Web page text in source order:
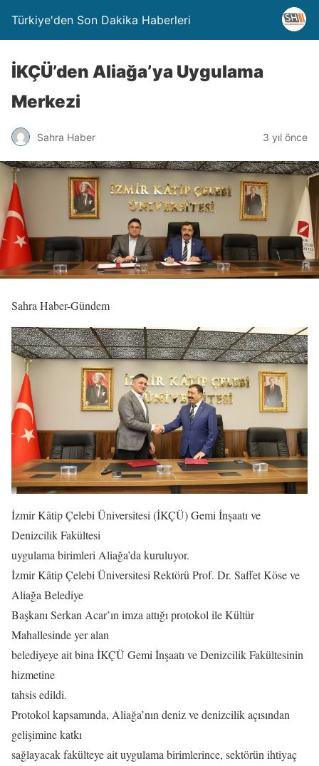
Türkiye'den Son Dakika Haberleri
İKÇÜ’den Aliağa’ya Uygulama
Merkezi
Sahra Haber 3 yıl önce
Sahra Haber-Gündem
İzmir Kâtip Çelebi Üniversitesi (İKÇÜ) Gemi İnşaatı ve
Denizcilik Fakültesi
uygulama birimleri Aliağa’da kuruluyor.
İzmir Kâtip Çelebi Üniversitesi Rektörü Prof. Dr. Saffet Köse ve
Aliağa Belediye
Başkanı Serkan Acar’ın imza attığı protokol ile Kültür
Mahallesinde yer alan
belediyeye ait bina İKÇÜ Gemi İnşaatı ve Denizcilik Fakültesinin
hizmetine
tahsis edildi.
Protokol kapsamında, Aliağa’nın deniz ve denizcilik açısından
gelişimine katkı
sağlayacak fakülteye ait uygulama birimlerince, sektörün ihtiyaç